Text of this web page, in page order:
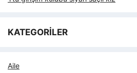
KATEGORİLER
Aile